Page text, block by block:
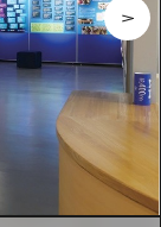
가이드
Travel